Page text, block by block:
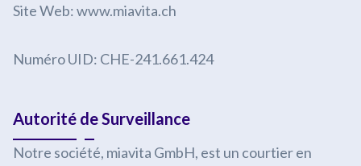
Site Web: www.miavita.ch
Numéro UID: CHE-241.661.424
Autorité de Surveillance
Notre société, miavita GmbH, est un courtier en